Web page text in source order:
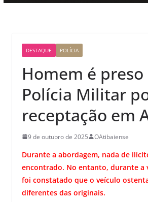
DESTAQUE POLÍCIA
Homem é preso
Polícia Militar
receptação em
9 de outubro de 2025 OAtibaiense
Durante a abordagem, nada de
encontrado. No entanto, durante a
foi constatado que o veículo
diferentes das originais.